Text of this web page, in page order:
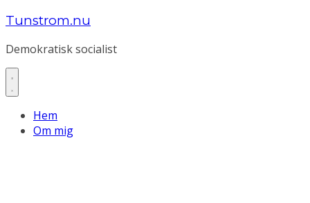
Tunstrom.nu
Demokratisk socialist
Hem
Om mig